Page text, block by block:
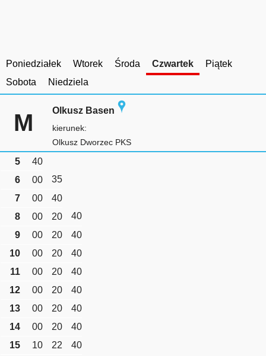
Poniedziałek Wtorek Środa Czwartek
Piątek
Sobota
Niedziela
M Olkusz Basen
kierunek:
Olkusz Dworzec PKS
5
40
6
00
35
7
00
40
8
00 20
40
9
00 20
40
10
00 20
40
11
00 20
40
12
00 20
40
13
00 20
40
14
00 20
40
15
10 22
40